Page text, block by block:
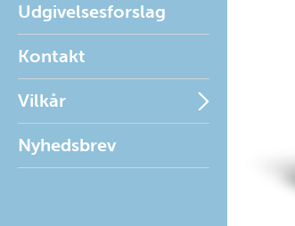
Udgivelsesforslag
Kontakt
Vilkår
Nyhedsbrev